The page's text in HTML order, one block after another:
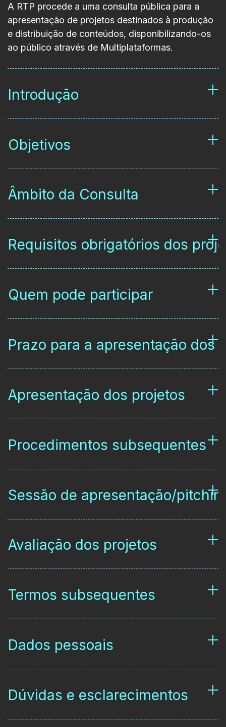
A RTP procede a uma consulta pública para a
apresentação de projetos destinados à produção
e distribuição de conteúdos, disponibilizando-os
ao público através de Multiplataformas.
Introdução
Objetivos
Âmbito da Consulta
Requisitos obrigatórios dos
Quem pode participar
Prazo para a apresentação dos
Apresentação dos projetos
Procedimentos subsequentes
Sessão de apresentação/
Avaliação dos projetos
Termos subsequentes
Dados pessoais
Dúvidas e esclarecimentos